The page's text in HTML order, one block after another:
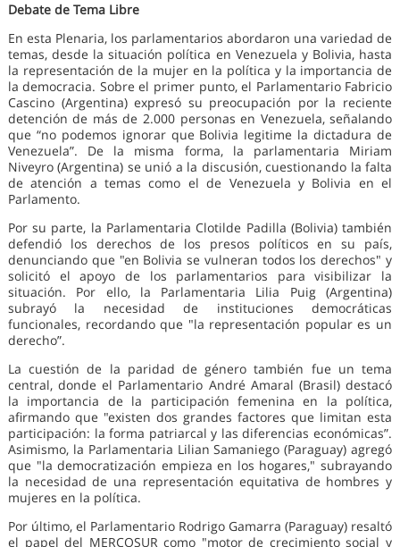
Debate de Tema Libre
En esta Plenaria, los parlamentarios abordaron una variedad de
temas, desde la situación política en Venezuela y Bolivia, hasta
la representación de la mujer en la política y la importancia de
la democracia. Sobre el primer punto, el Parlamentario Fabricio
Cascino (Argentina) expresó su preocupación por la reciente
detención de más de 2.000 personas en Venezuela, señalando
que “no podemos ignorar que Bolivia legitime la dictadura de
Venezuela”. De la misma forma, la parlamentaria Miriam
Niveyro (Argentina) se unió a la discusión, cuestionando la falta
de atención a temas como el de Venezuela y Bolivia en el
Parlamento.
Por su parte, la Parlamentaria Clotilde Padilla (Bolivia) también
defendió los derechos de los presos políticos en su país,
denunciando que "en Bolivia se vulneran todos los derechos" y
solicitó el apoyo de los parlamentarios para visibilizar la
situación. Por ello, la Parlamentaria Lilia Puig (Argentina)
subrayó la necesidad de instituciones democráticas
funcionales, recordando que "la representación popular es un
derecho”.
La cuestión de la paridad de género también fue un tema
central, donde el Parlamentario André Amaral (Brasil) destacó
la importancia de la participación femenina en la política,
afirmando que "existen dos grandes factores que limitan esta
participación: la forma patriarcal y las diferencias económicas”.
Asimismo, la Parlamentaria Lilian Samaniego (Paraguay) agregó
que "la democratización empieza en los hogares," subrayando
la necesidad de una representación equitativa de hombres y
mujeres en la política.
Por último, el Parlamentario Rodrigo Gamarra (Paraguay) resaltó
el papel del MERCOSUR como "motor de crecimiento social y